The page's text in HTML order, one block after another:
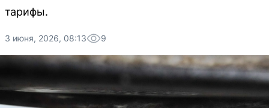
тарифы.
3 июня, 2026, 08:13 9